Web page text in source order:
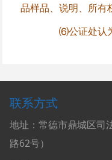
品样品、说明、所有
⑹公证处认为应
联系方式
地址：常德市鼎城区司
路62号）